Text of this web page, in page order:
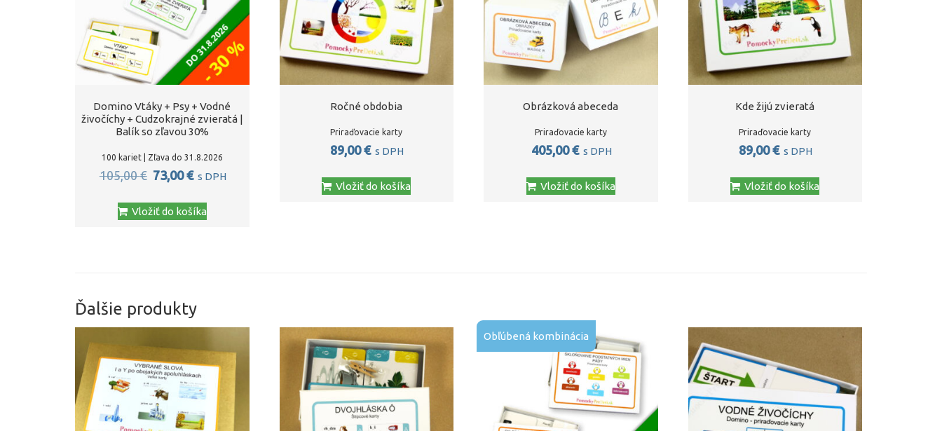
Domino Vtáky + Psy + Vodné
živočíchy + Cudzokrajné zvieratá |
Balík so zľavou 30%
100 kariet | Zľava do 31.8.2026
105,00€ Pôvodná
bola:
73,00€Aktuálna
je:
s DPH
Vložiť do košíka
Ročné obdobia
Priraďovacie karty
89,00€ s DPH
Vložiť do košíka
Obrázková abeceda
Priraďovacie karty
405,00€ s DPH
Vložiť do košíka
Kde žijú zvieratá
Priraďovacie karty
89,00€ s DPH
Vložiť do košíka
Ďalšie produkty
Obľúbená kombinácia